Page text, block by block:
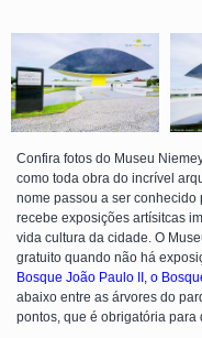
Confira fotos do Museu
como toda obra do incrível
nome passou a ser conhecido
recebe exposições artísitcas
vida cultura da cidade. O
gratuito quando não há
Bosque João Paulo II, o
abaixo entre as árvores do
pontos, que é obrigatória para